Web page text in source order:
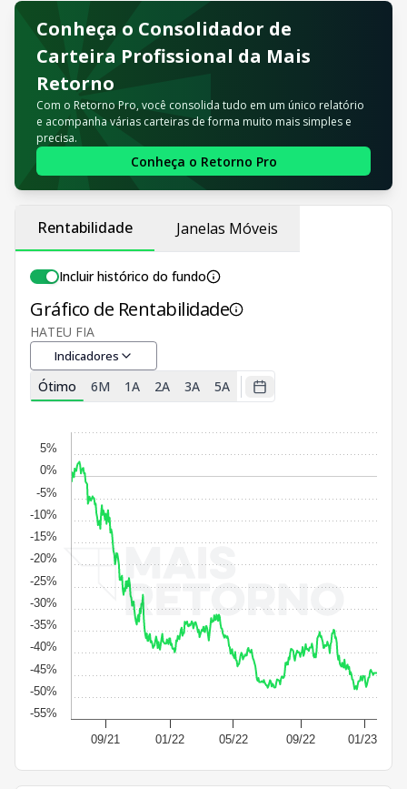
Conheça o Consolidador de
Carteira Profissional da Mais
Retorno
Com o Retorno Pro, você consolida tudo em um único relatório
e acompanha várias carteiras de forma muito mais simples e
precisa.
Conheça o Retorno Pro
Rentabilidade Janelas Móveis
Incluir histórico do fundo
Gráfico de Rentabilidade
HATEU FIA
Indicadores
Ótimo 6M 1A 2A 3A 5A
09/21 01/22 05/22 09/22 01/23
-55%
-50%
-45%
-40%
-35%
-30%
-25%
-20%
-15%
-10%
-5%
0%
5%